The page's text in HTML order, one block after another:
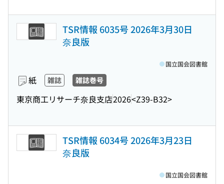
TSR情報 6035号 2026年3月30日
奈良版
紙 雑誌 雑誌巻号
東京商工リサーチ奈良支店2026<Z39-B32>
国立国会図書館
TSR情報 6034号 2026年3月23日
奈良版
国立国会図書館